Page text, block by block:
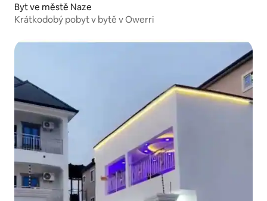
Byt ve městě Naze
Krátkodobý pobyt v bytě v Owerri